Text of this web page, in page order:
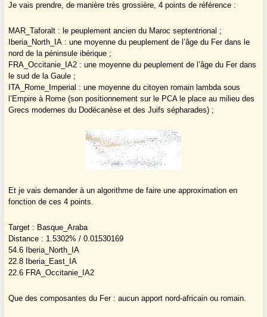
Je vais prendre, de manière très grossière, 4 points de référence :
MAR_Taforalt : le peuplement ancien du Maroc septentrional ;
Iberia_North_IA : une moyenne du peuplement de l’âge du Fer dans le
nord de la péninsule ibérique ;
FRA_Occitanie_IA2 : une moyenne du peuplement de l’âge du Fer dans
le sud de la Gaule ;
ITA_Rome_Imperial : une moyenne du citoyen romain lambda sous
l’Empire à Rome (son positionnement sur le PCA le place au milieu des
Grecs modernes du Dodécanèse et des Juifs sépharades) ;
Et je vais demander à un algorithme de faire une approximation en
fonction de ces 4 points.
Target : Basque_Araba
Distance : 1.5302% / 0.01530169
54.6 Iberia_North_IA
22.8 Iberia_East_IA
22.6 FRA_Occitanie_IA2
Que des composantes du Fer : aucun apport nord-africain ou romain.